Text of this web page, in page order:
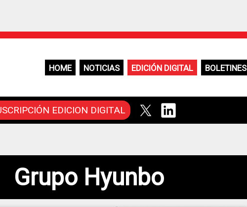
HOME NOTICIAS EDICIÓN DIGITAL BOLETINES
EDICION DIGITAL
Grupo Hyunbo